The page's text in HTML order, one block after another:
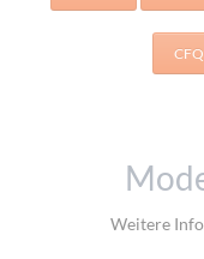
Weitere